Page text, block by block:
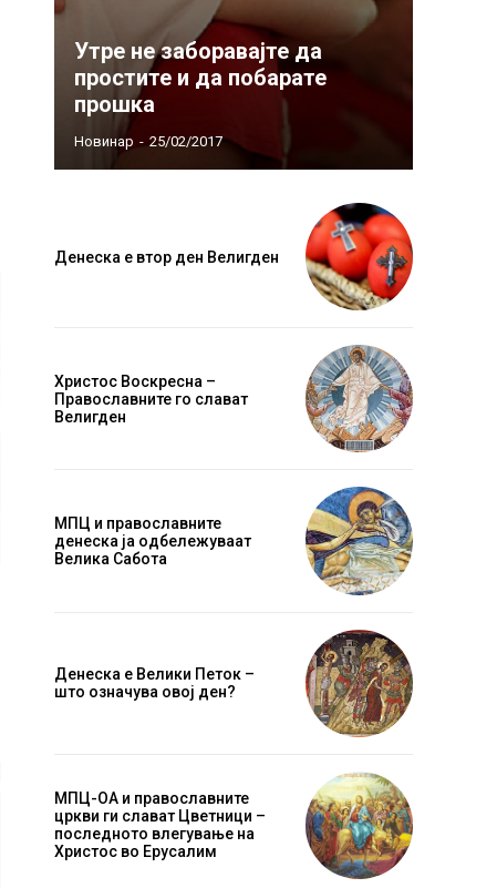
Утре не заборавајте да
простите и да побарате
прошка
Новинар - 25/02/2017
Денеска е втор ден Велигден
Христос Воскресна –
Православните го слават
Велигден
МПЦ и православните
денеска ја одбележуваат
Велика Сабота
Денеска е Велики Петок –
што означува овој ден?
МПЦ-ОА и православните
цркви ги слават Цветници –
последното влегување на
Христос во Ерусалим